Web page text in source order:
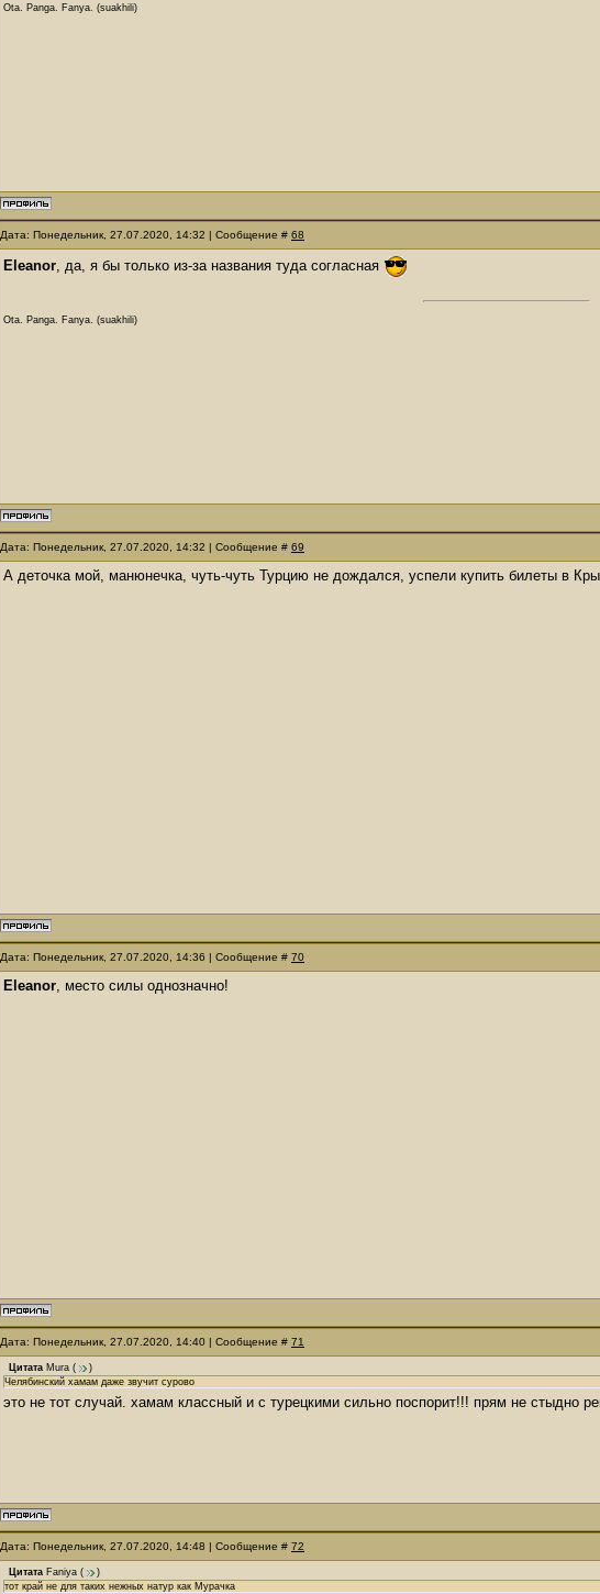
Ota. Panga. Fanya. (suakhili)
Дата: Понедельник, 27.07.2020, 14:32 | Сообщение # 68
Eleanor, да, я бы только из-за названия туда согласная
Ota. Panga. Fanya. (suakhili)
Дата: Понедельник, 27.07.2020, 14:32 | Сообщение # 69
А деточка мой, манюнечка, чуть-чуть Турцию не дождался, успели купить билеты в
Дата: Понедельник, 27.07.2020, 14:36 | Сообщение # 70
Eleanor, место силы однозначно!
Дата: Понедельник, 27.07.2020, 14:40 | Сообщение # 71
Цитата Mura (
)
Челябинский хамам даже звучит сурово
это не тот случай. хамам классный и с турецкими сильно поспорит!!! прям не стыдно
Дата: Понедельник, 27.07.2020, 14:48 | Сообщение # 72
Цитата Faniya (
)
тот край не для таких нежных натур как Мурачка